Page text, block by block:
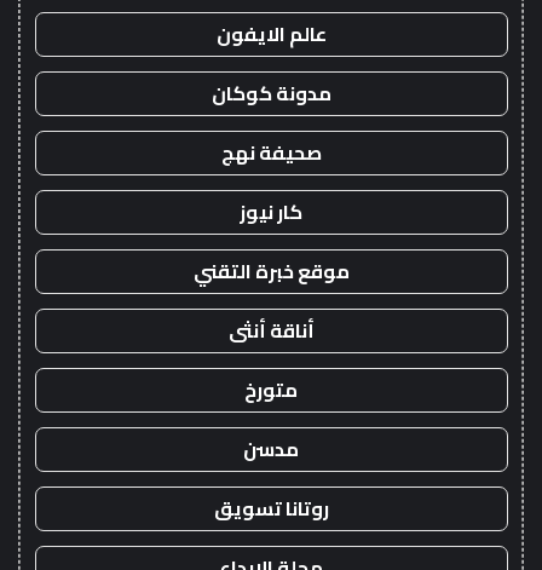
عالم الايفون
مدونة كوكان
صحيفة نهج
كار نيوز
موقع خبرة التقني
أناقة أنثى
متورخ
مدسن
روتانا تسويق